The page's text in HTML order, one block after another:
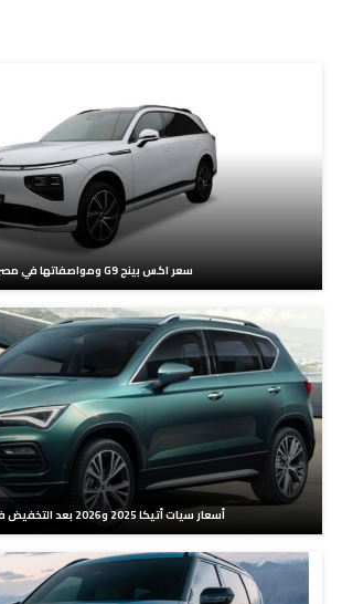
سعر اكس بينج G9 ومواصفاتها في مصر
أسعار سيات أتيكا 2025 و2026 بعد التخفيض في مصر